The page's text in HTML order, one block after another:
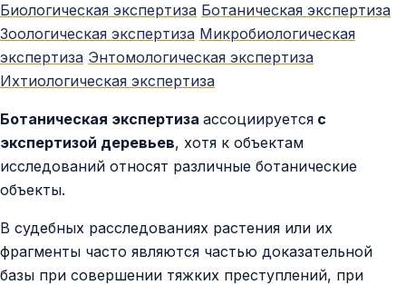
Оценка
Экспертиза
Статьи
Биологическая экспертиза Ботаническая экспертиза
Зоологическая экспертиза Микробиологическая
экспертиза Энтомологическая экспертиза
Ихтиологическая экспертиза
Ботаническая экспертиза ассоциируется с
экспертизой деревьев, хотя к объектам
исследований относят различные ботанические
объекты.
В судебных расследованиях растения или их
фрагменты часто являются частью доказательной
базы при совершении тяжких преступлений, при